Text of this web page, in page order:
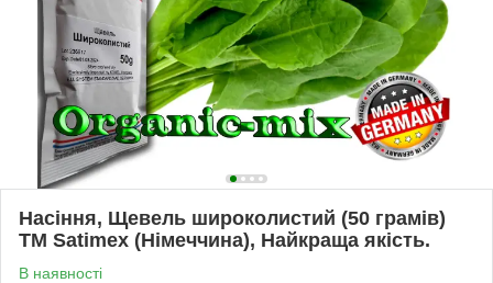
Насіння, Щевель широколистий (50 грамів)
ТМ Satimex (Німеччина), Найкраща якість.
В наявності